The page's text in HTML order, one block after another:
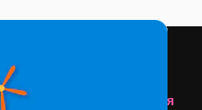
Компания